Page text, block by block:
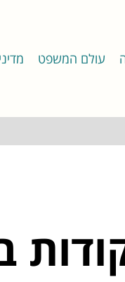
עולם המשפט